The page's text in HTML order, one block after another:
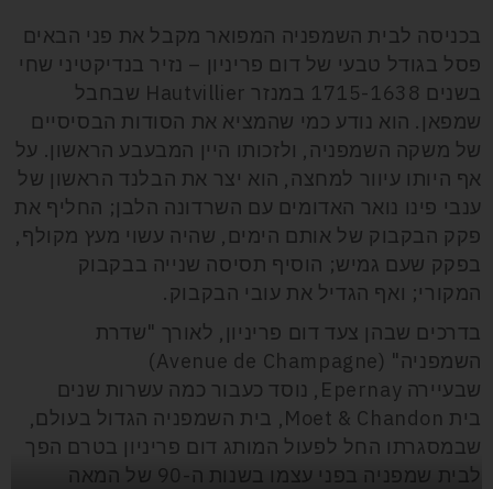
בכניסה לבית השמפניה המפואר מקבל את פני הבאים
פסל בגודל טבעי של דום פריניון – נזיר בנדיקטיני שחי
בשנים 1715-1638 במנזר Hautvillier שבחבל
שמפאן. הוא נודע כמי שהמציא את הסודות הבסיסיים
של משקה השמפניה, ולזכותו היין המבעבע הראשון. על
אף היותו עיוור למחצה, הוא יצר את הבלנד הראשון של
ענבי פינו נואר האדומים עם השרדונה הלבן; החליף את
פקק הבקבוק של אותם הימים, שהיה עשוי מעץ מקולף,
בפקק שעם גמיש; הוסיף תסיסה שנייה בבקבוק
המקורי; ואף הגדיל את עובי הבקבוק.
בדרכים שבהן צעד דום פריניון, לאורך "שדרת
השמפניה" (Avenue de Champagne)
שבעיירה Epernay, נוסד כעבור כמה עשרות שנים
בית Moet & Chandon, בית השמפניה הגדול בעולם,
שבמסגרתו החל לפעול המותג דום פריניון בטרם הפך
לבית שמפניה בפני עצמו בשנות ה-90 של המאה